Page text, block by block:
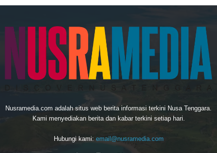
Nusramedia.com adalah situs web berita informasi terkini Nusa Tenggara.
Kami menyediakan berita dan kabar terkini setiap hari.
Hubungi kami: email@nusramedia.com